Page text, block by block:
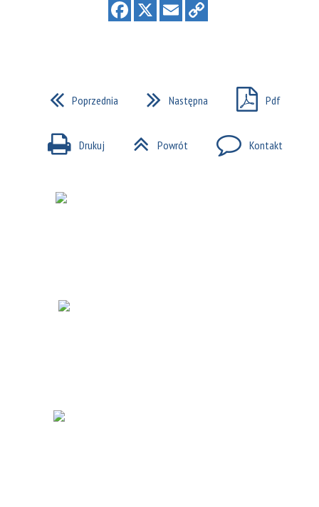
Poprzednia Następna Pdf
Drukuj Powrót Kontakt